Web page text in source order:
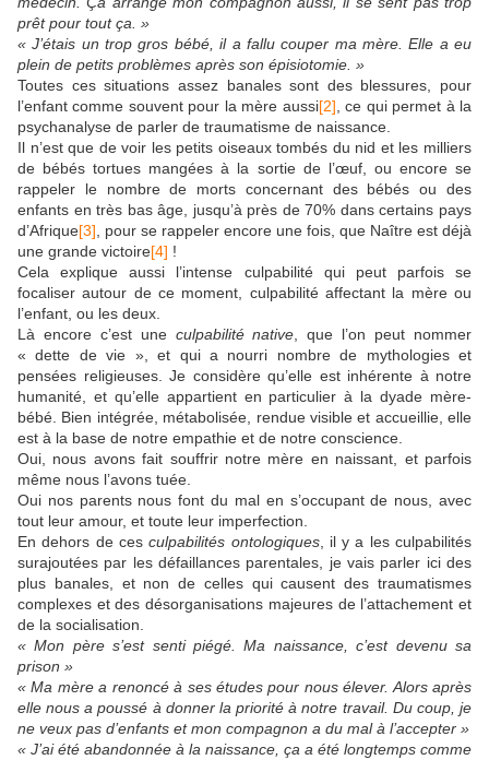
prêt pour tout ça. »
« J’étais un trop gros bébé, il a fallu couper ma mère. Elle a eu
plein de petits problèmes après son épisiotomie. »
Toutes ces situations assez banales sont des blessures, pour
l’enfant comme souvent pour la mère aussi[2] , ce qui permet à la
psychanalyse de parler de traumatisme de naissance.
Il n’est que de voir les petits oiseaux tombés du nid et les milliers
de bébés tortues mangées à la sortie de l’œuf, ou encore se
rappeler le nombre de morts concernant des bébés ou des
enfants en très bas âge, jusqu’à près de 70% dans certains pays
d’Afrique[3] , pour se rappeler encore une fois, que Naître est déjà
une grande victoire[4] !
Cela explique aussi l’intense culpabilité qui peut parfois se
focaliser autour de ce moment, culpabilité affectant la mère ou
l’enfant, ou les deux.
Là encore c’est une culpabilité native , que l’on peut nommer
« dette de vie », et qui a nourri nombre de mythologies et
pensées religieuses. Je considère qu’elle est inhérente à notre
humanité, et qu’elle appartient en particulier à la dyade mère-
bébé. Bien intégrée, métabolisée, rendue visible et accueillie, elle
est à la base de notre empathie et de notre conscience.
Oui, nous avons fait souffrir notre mère en naissant, et parfois
même nous l’avons tuée.
Oui nos parents nous font du mal en s’occupant de nous, avec
tout leur amour, et toute leur imperfection.
En dehors de cesculpabilités ontologiques, il y a les culpabilités
surajoutées par les défaillances parentales, je vais parler ici des
plus banales, et non de celles qui causent des traumatismes
complexes et des désorganisations majeures de l’attachement et
de la socialisation.
« Mon père s’est senti piégé. Ma naissance, c’est devenu sa
prison »
« Ma mère a renoncé à ses études pour nous élever. Alors après
elle nous a poussé à donner la priorité à notre travail. Du coup, je
ne veux pas d’enfants et mon compagnon a du mal à l’accepter »
« J’ai été abandonnée à la naissance, ça a été longtemps comme